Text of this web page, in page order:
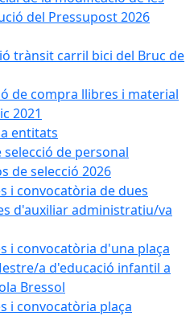
del Pressupost 2026
trànsit carril bici del Bruc de
de compra llibres i material
2021
entitats
selecció de personal
de selecció 2026
i convocatòria de dues
d'auxiliar administratiu/va
i convocatòria d'una plaça
a d'educació infantil a
Bressol
i convocatòria plaça